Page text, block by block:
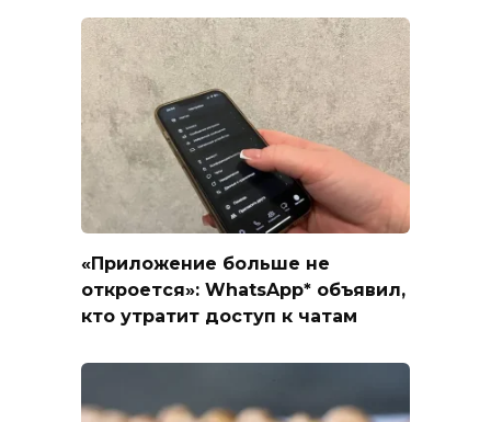
«Приложение больше не
откроется»: WhatsApp* объявил,
кто утратит доступ к чатам